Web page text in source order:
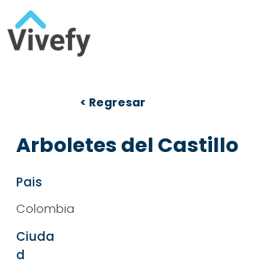
< Regresar
Arboletes del Castillo
Pais
Colombia
Ciuda
d